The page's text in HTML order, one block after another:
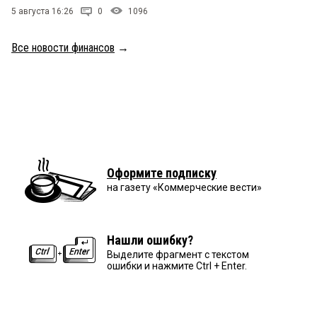
5 августа 16:26 0 1096
Все новости финансов →
Оформите подписку
на газету «Коммерческие вести»
Нашли ошибку?
Выделите фрагмент с текстом
ошибки и нажмите Ctrl + Enter.